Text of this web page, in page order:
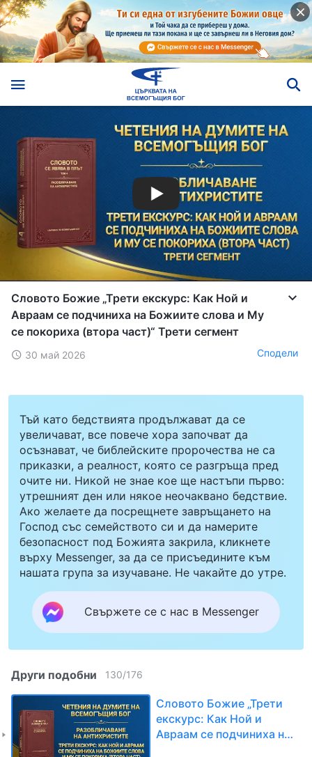
Словото Божие „Трети екскурс: Как Ной и
Авраам се подчиниха на Божиите слова и Му
се покориха (втора част)“ Трети сегмент
30 май 2026 Сподели
Тъй като бедствията продължават да се
увеличават, все повече хора започват да
осъзнават, че библейските пророчества не са
приказки, а реалност, която се разгръща пред
очите ни. Никой не знае кое ще настъпи първо:
утрешният ден или някое неочаквано бедствие.
Ако желаете да посрещнете завръщането на
Господ със семейството си и да намерите
безопасност под Божията закрила, кликнете
върху Messenger, за да се присъедините към
нашата група за изучаване. Не чакайте до утре.
Свържете се с нас в Messenger
Други подобни 130/176
Словото Божие „Трети
екскурс: Как Ной и
Авраам се подчиниха на